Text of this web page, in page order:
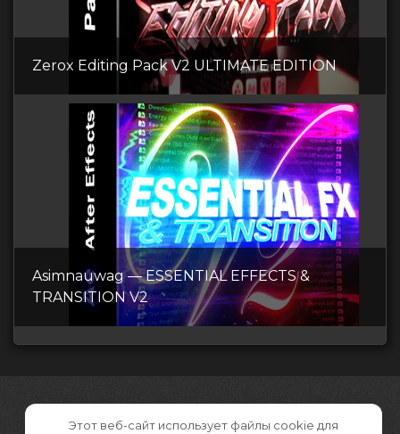
Zerox Editing Pack V2 ULTIMATE EDITION
Asimnauwag — ESSENTIAL EFFECTS &
TRANSITION V2
Этот веб-сайт использует файлы cookie для